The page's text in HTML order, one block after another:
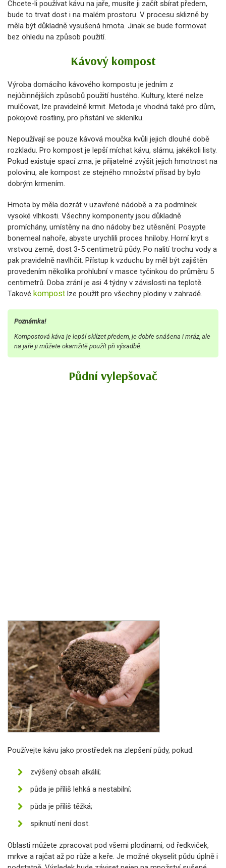
Chcete-li používat kávu na jaře, musíte ji začít sbírat předem,
bude to trvat dost i na malém prostoru. V procesu sklizně by
měla být důkladně vysušená hmota. Jinak se bude formovat
bez ohledu na způsob použití.
Kávový kompost
Výroba domácího kávového kompostu je jedním z
nejúčinnějších způsobů použití hustého. Kultury, které nelze
mulčovat, lze pravidelně krmit. Metoda je vhodná také pro dům,
pokojové rostliny, pro přistání ve skleníku.
Nepoužívají se pouze kávová moučka kvůli jejich dlouhé době
rozkladu. Pro kompost je lepší míchat kávu, slámu, jakékoli listy.
Pokud existuje spací zrna, je přijatelné zvýšit jejich hmotnost na
polovinu, ale kompost ze stejného množství přísad by bylo
dobrým krmením.
Hmota by měla dozrát v uzavřené nádobě a za podmínek
vysoké vlhkosti. Všechny komponenty jsou důkladně
promíchány, umístěny na dno nádoby bez utěsnění. Posypte
bonemeal nahoře, abyste urychlili proces hniloby. Horní kryt s
vrstvou země, dost 3-5 centimetrů půdy. Po nalití trochu vody a
pak pravidelně navlhčit. Přístup k vzduchu by měl být zajištěn
provedením několika prohlubní v masce tyčinkou do průměru 5
centimetrů. Doba zrání je asi 4 týdny v závislosti na teplotě.
Takové kompost lze použít pro všechny plodiny v zahradě.
Poznámka!
Kompostová káva je lepší sklízet předem, je dobře snášena i mráz, ale
na jaře ji můžete okamžitě použít při výsadbě.
Půdní vylepšovač
Používejte kávu jako prostředek na zlepšení půdy, pokud:
zvýšený obsah alkálií;
půda je příliš lehká a nestabilní;
půda je příliš těžká;
spiknutí není dost.
Oblasti můžete zpracovat pod všemi plodinami, od ředkviček,
mrkve a rajčat až po růže a keře. Je možné okyselit půdu úplně i